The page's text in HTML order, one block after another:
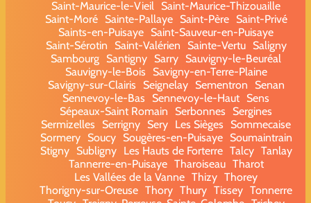
Saint-Maurice-le-Vieil
Saint-Maurice-Thizouaille
Saint-Moré
Sainte-Pallaye Saint-Père
Saint-Privé
Saints-en-Puisaye Saint-Sauveur-en-Puisaye
Saint-Sérotin
Saint-Valérien Sainte-Vertu
Saligny
Sambourg Santigny Sarry Sauvigny-le-Beuréal
Sauvigny-le-Bois
Savigny-en-Terre-Plaine
Savigny-sur-Clairis
Seignelay Sementron
Senan
Sennevoy-le-Bas
Sennevoy-le-Haut Sens
Sépeaux-Saint Romain
Serbonnes
Sergines
Sermizelles
Serrigny Sery Les Sièges
Sommecaise
Sormery
Soucy Sougères-en-Puisaye
Soumaintrain
Stigny
Subligny Les Hauts de Forterre Talcy Tanlay
Tannerre-en-Puisaye Tharoiseau Tharot
Les Vallées de la Vanne Thizy Thorey
Thorigny-sur-Oreuse Thory Thury Tissey Tonnerre